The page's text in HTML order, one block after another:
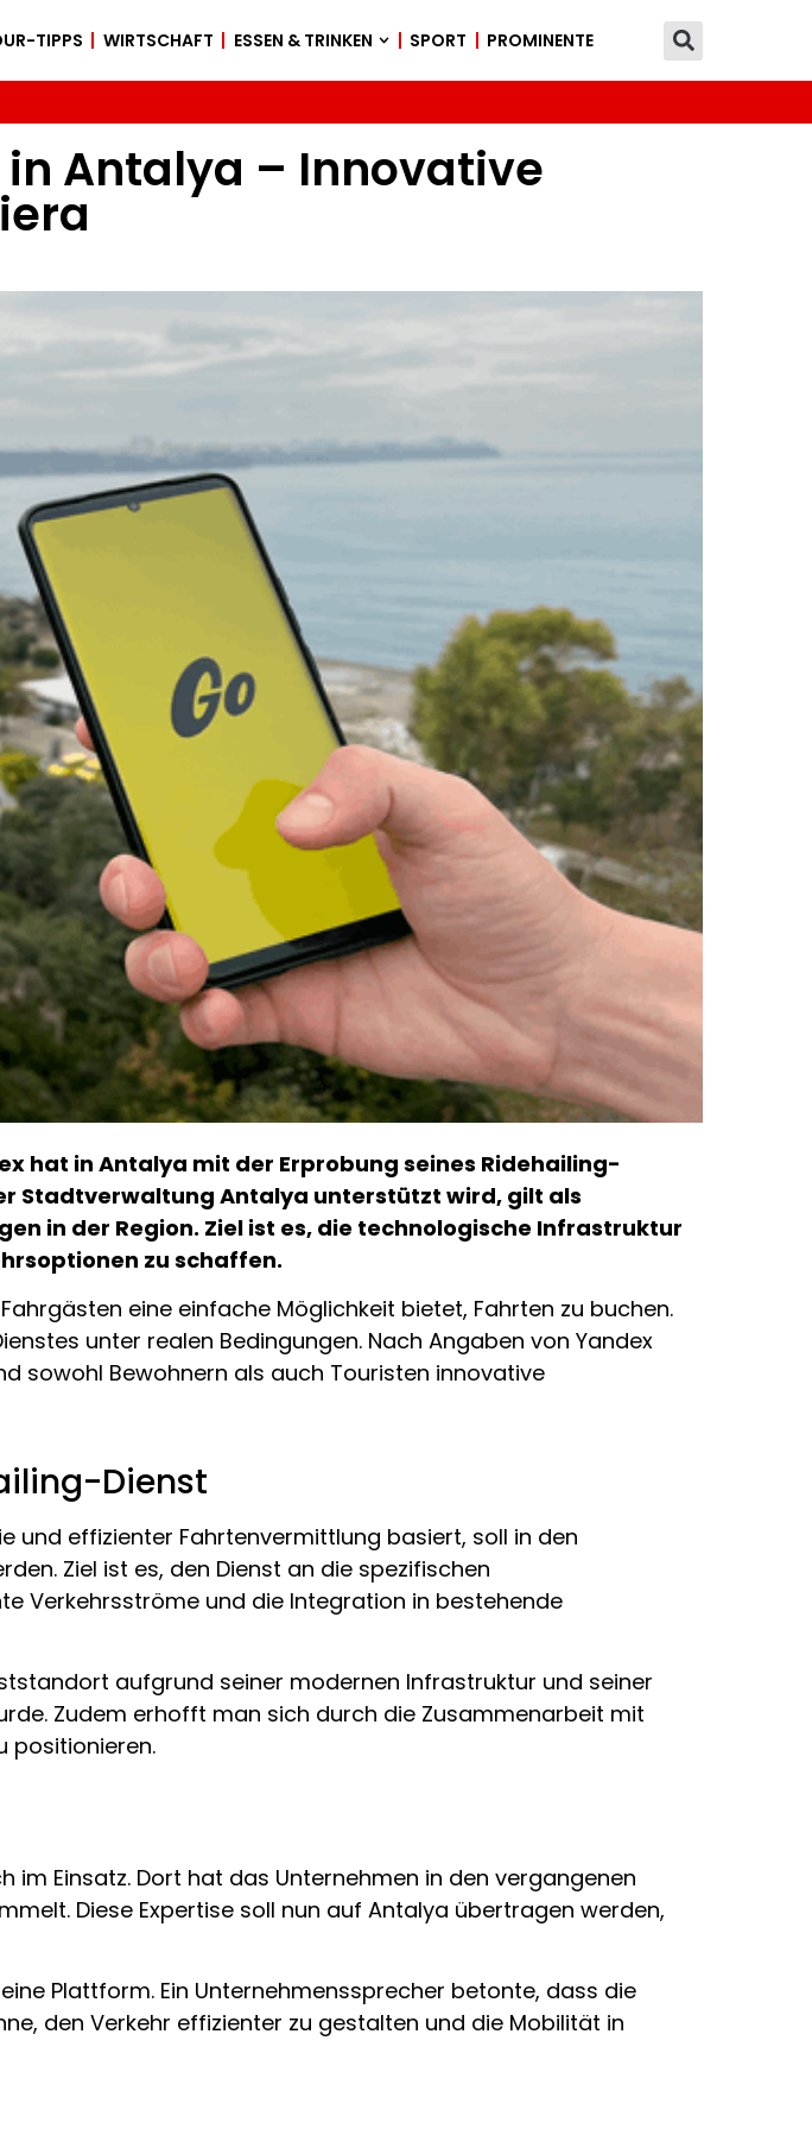
TIPPS WIRTSCHAFT ESSEN & TRINKEN SPORT PROMINENTE
Antalya – Innovative
hat in Antalya mit der Erprobung seines Ridehailing-
Stadtverwaltung Antalya unterstützt wird, gilt als
in der Region. Ziel ist es, die technologische Infrastruktur
zu schaffen.
eine einfache Möglichkeit bietet, Fahrten zu buchen.
unter realen Bedingungen. Nach Angaben von Yandex
sowohl Bewohnern als auch Touristen innovative
Dienst
und effizienter Fahrtenvermittlung basiert, soll in den
Ziel ist es, den Dienst an die spezifischen
Verkehrsströme und die Integration in bestehende
aufgrund seiner modernen Infrastruktur und seiner
Zudem erhofft man sich durch die Zusammenarbeit mit
positionieren.
im Einsatz. Dort hat das Unternehmen in den vergangenen
Diese Expertise soll nun auf Antalya übertragen werden,
Plattform. Ein Unternehmenssprecher betonte, dass die
den Verkehr effizienter zu gestalten und die Mobilität in